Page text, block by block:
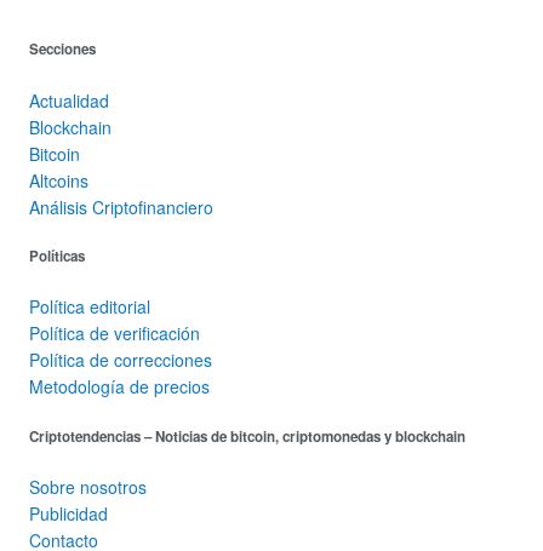
Secciones
Actualidad
Blockchain
Bitcoin
Altcoins
Análisis Criptofinanciero
Políticas
Política editorial
Política de verificación
Política de correcciones
Metodología de precios
Criptotendencias – Noticias de bitcoin, criptomonedas y blockchain
Sobre nosotros
Publicidad
Contacto